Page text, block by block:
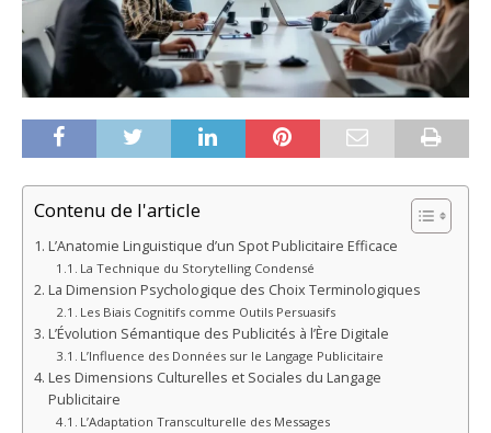
Contenu de l'article
L’Anatomie Linguistique d’un Spot Publicitaire Efficace
La Technique du Storytelling Condensé
La Dimension Psychologique des Choix Terminologiques
Les Biais Cognitifs comme Outils Persuasifs
L’Évolution Sémantique des Publicités à l’Ère Digitale
L’Influence des Données sur le Langage Publicitaire
Les Dimensions Culturelles et Sociales du Langage
Publicitaire
L’Adaptation Transculturelle des Messages